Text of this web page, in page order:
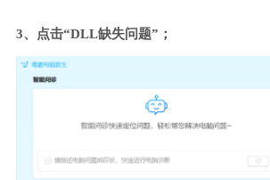
3、点击“DLL缺失问题”；